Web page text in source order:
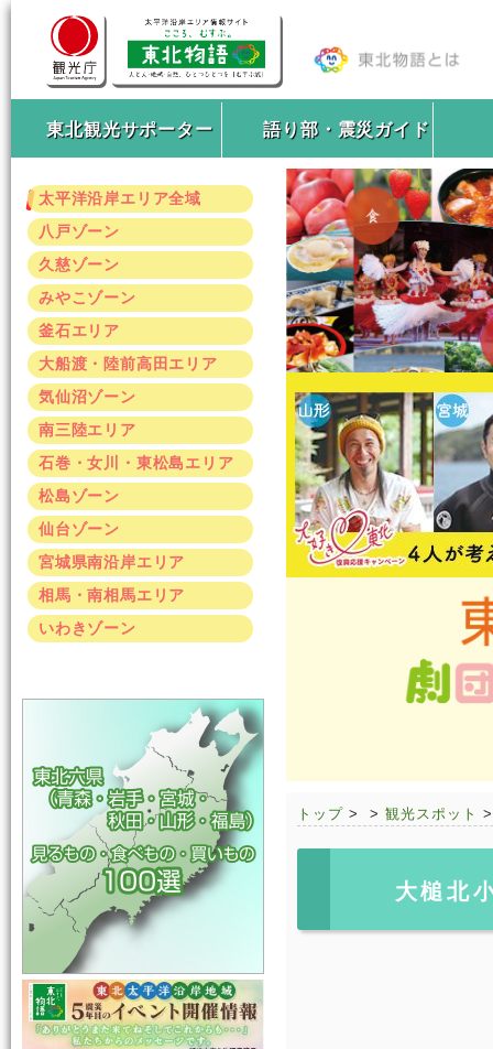
東北観光サポーター 語り部・震災ガイド
太平洋沿岸エリア全域
八戸ゾーン
久慈ゾーン
みやこゾーン
釜石エリア
大船渡・陸前高田エリア
気仙沼ゾーン
南三陸エリア
石巻・女川・東松島エリア
松島ゾーン
仙台ゾーン
宮城県南沿岸エリア
相馬・南相馬エリア
いわきゾーン
トップ > > 観光スポット
大槌北